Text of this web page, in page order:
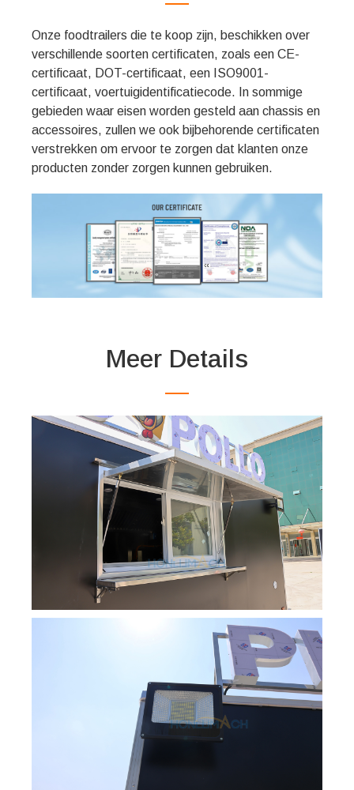
Onze foodtrailers die te koop zijn, beschikken over
verschillende soorten certificaten, zoals een CE-
certificaat, DOT-certificaat, een ISO9001-
certificaat, voertuigidentificatiecode. In sommige
gebieden waar eisen worden gesteld aan chassis en
accessoires, zullen we ook bijbehorende certificaten
verstrekken om ervoor te zorgen dat klanten onze
producten zonder zorgen kunnen gebruiken.
Meer Details
Latviešu valoda
Dansk
Hrvatski
Српски језик
Norsk nynorsk
Eesti
Български
हिन्दी
Norsk bokmål
Slovenčina
Svenska